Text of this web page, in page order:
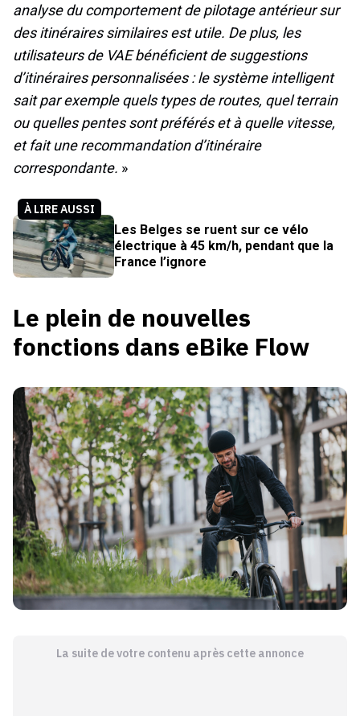
analyse du comportement de pilotage antérieur sur
des itinéraires similaires est utile. De plus, les
utilisateurs de VAE bénéficient de suggestions
d’itinéraires personnalisées : le système intelligent
sait par exemple quels types de routes, quel terrain
ou quelles pentes sont préférés et à quelle vitesse,
et fait une recommandation d’itinéraire
correspondante. »
À LIRE AUSSI
Les Belges se ruent sur ce vélo
électrique à 45 km/h, pendant que la
France l’ignore
Le plein de nouvelles
fonctions dans eBike Flow
La suite de votre contenu après cette annonce